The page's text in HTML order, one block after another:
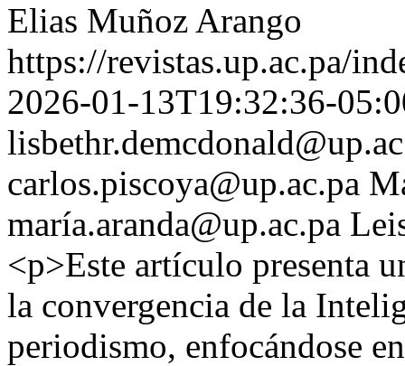
Elias Muñoz Arango
https://revistas.up.ac.pa/
2026-01-13T19:32:36-
carlos.piscoya@up.ac.pa
maría.aranda@up.ac.pa
<p>Este artículo presenta
la convergencia de la
periodismo, enfocándose